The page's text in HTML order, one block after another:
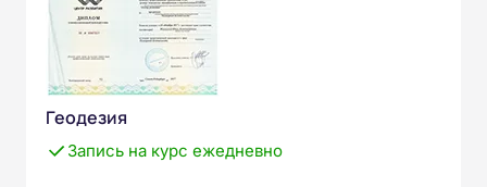
Геодезия
Запись на курс ежедневно